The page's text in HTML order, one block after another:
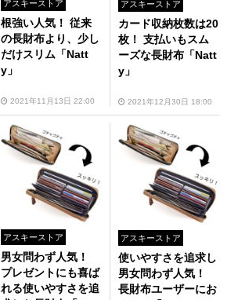
アスキーストア
根強い人気！ 従来
の長財布より、少し
だけスリム「Natt
y」
2021年11月13日 22:00
アスキーストア
カード収納枚数は20
枚！ 支払いもスム
ーズな長財布「Natt
y」
2021年12月30日 18:00
アスキーストア
男女問わず人気！
プレゼントにも喜ば
れる使いやすさを追
アスキーストア
使いやすさを追求し
男女問わず人気！
長財布ユーザーにお